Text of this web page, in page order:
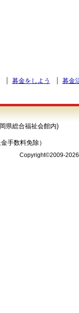
募金をしよう 募金
県総合福祉会館内)
手数料免除）
Copyright©2009-